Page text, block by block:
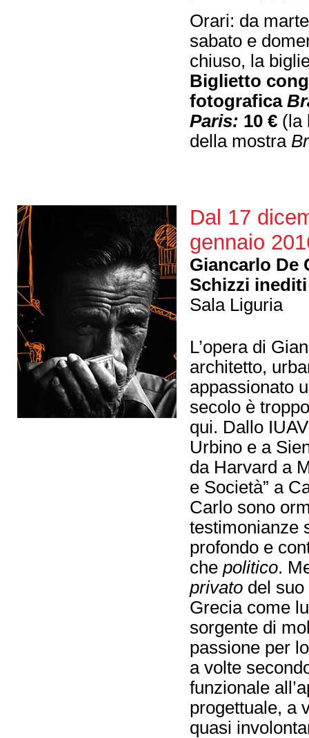
Orari: da
sabato e
chiuso, la
Biglietto
fotografica
Paris: 10 € (la
della mostra
Dal 17
gennaio
Giancarlo De
Schizzi inediti
Sala Liguria
L’opera di
architetto,
appassionato
secolo è
qui. Dallo
Urbino e a
da Harvard a
e Società” a
Carlo sono
testimonianze
profondo e
che politico.
privato del suo
Grecia come
sorgente di
passione per
a volte
funzionale
progettuale, a
quasi